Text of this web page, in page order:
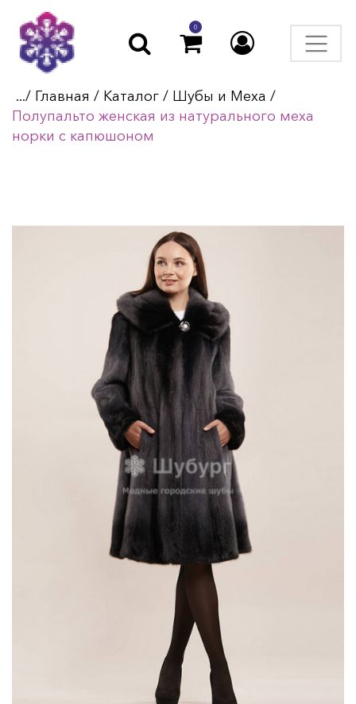
0
.../ Главная / Каталог / Шубы и Меха /
Полупальто женская из натурального меха
норки с капюшоном